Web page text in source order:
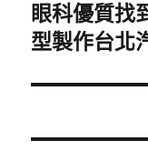
下
一
文
眼科優質找
型製作台北